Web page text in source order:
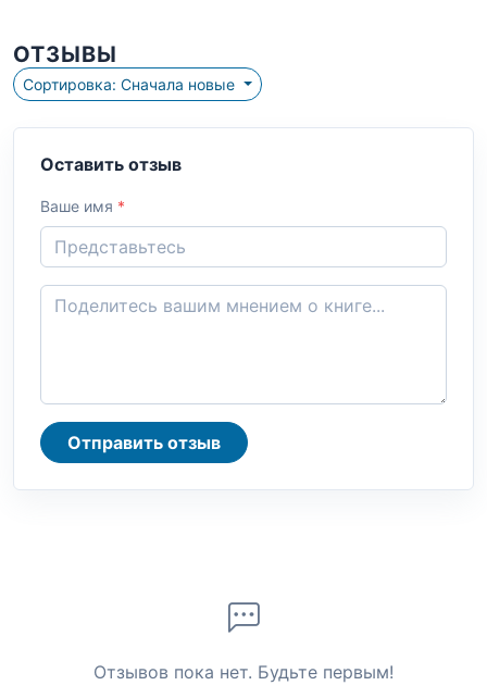
ОТЗЫВЫ
Сортировка: Сначала новые
Оставить отзыв
Ваше имя *
Отправить отзыв
Отзывов пока нет. Будьте первым!